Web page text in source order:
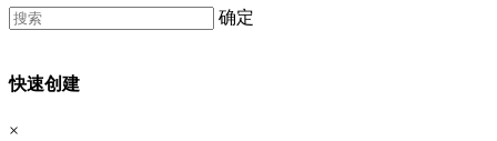
确定
快速创建
×